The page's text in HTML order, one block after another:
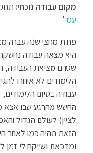
מקום עבודה נוכחי:
עמי'
פחות מחצי שנה עברה
היא מצאה עבודה
שטרם מציאת העבודה,
הלימודים לא איחרו
עבודה בסיום
החשש מהרגע שבו אצא
לציין) לעולם הגדול
הזאת תהיה כמו לאחר
ומדכאת ושייקח לי